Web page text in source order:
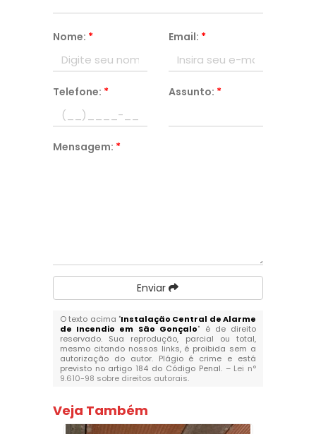
Nome: * Email: *
Telefone: * Assunto: *
Mensagem: *
Enviar
O texto acima "Instalação Central de Alarme
de Incendio em São Gonçalo" é de direito
reservado. Sua reprodução, parcial ou total,
mesmo citando nossos links, é proibida sem a
autorização do autor. Plágio é crime e está
previsto no artigo 184 do Código Penal. – Lei n°
9.610-98 sobre direitos autorais.
Veja Também